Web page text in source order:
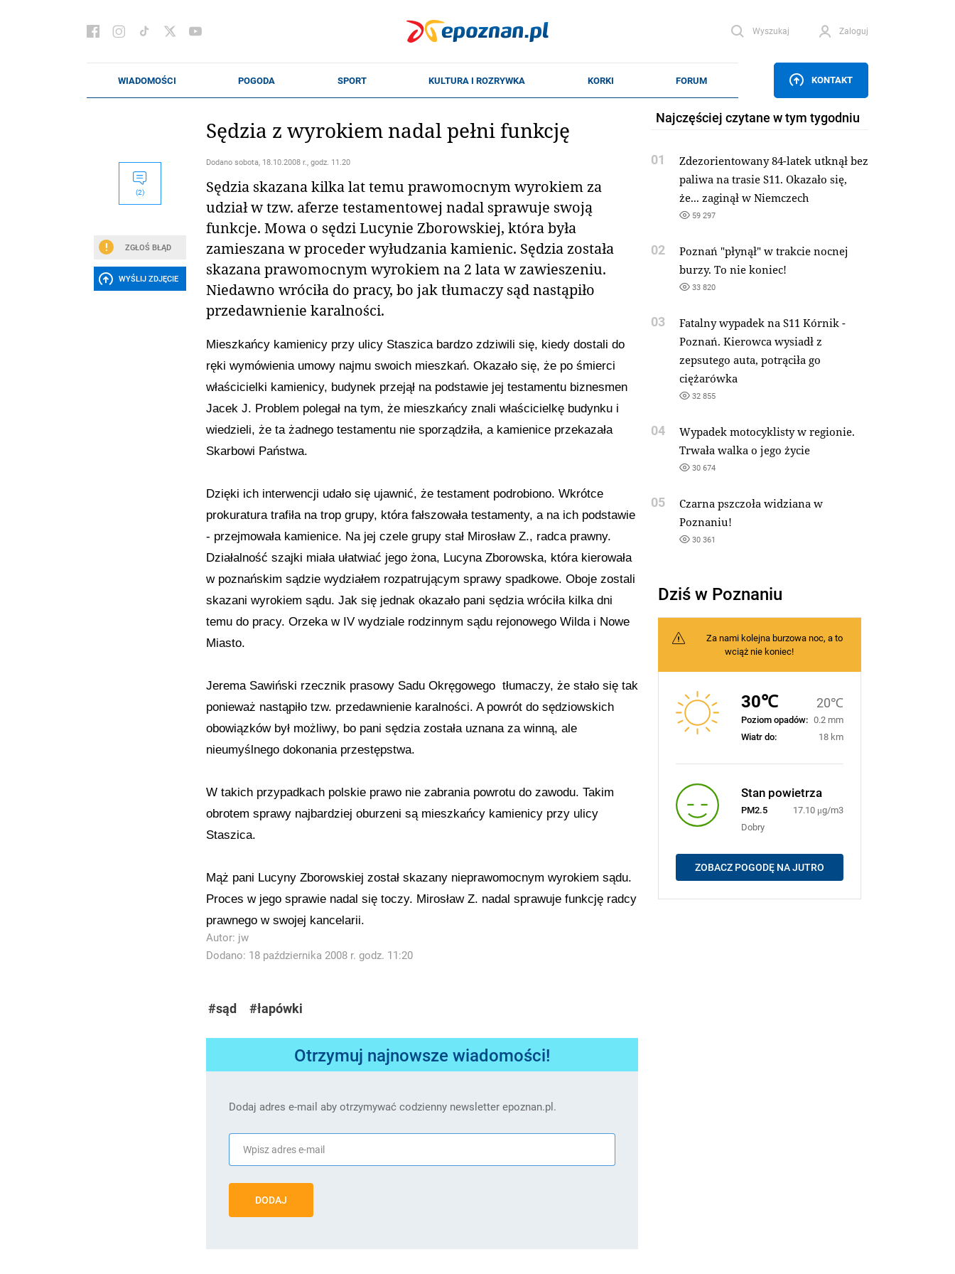
Wyszukaj Zaloguj
KONTAKT
(2)
ZGŁOŚ BŁĄD
WYŚLIJ ZDJĘCIE
Sędzia z wyrokiem nadal pełni funkcję
Dodano sobota, 18.10.2008 r., godz. 11.20
Sędzia skazana kilka lat temu prawomocnym wyrokiem za
udział w tzw. aferze testamentowej nadal sprawuje swoją
funkcje. Mowa o sędzi Lucynie Zborowskiej, która była
zamieszana w proceder wyłudzania kamienic. Sędzia została
skazana prawomocnym wyrokiem na 2 lata w zawieszeniu.
Niedawno wróciła do pracy, bo jak tłumaczy sąd nastąpiło
przedawnienie karalności.
Mieszkańcy kamienicy przy ulicy Staszica bardzo zdziwili się, kiedy dostali do
ręki wymówienia umowy najmu swoich mieszkań. Okazało się, że po śmierci
właścicielki kamienicy, budynek przejął na podstawie jej testamentu biznesmen
Jacek J. Problem polegał na tym, że mieszkańcy znali właścicielkę budynku i
wiedzieli, że ta żadnego testamentu nie sporządziła, a kamienice przekazała
Skarbowi Państwa.
Dzięki ich interwencji udało się ujawnić, że testament podrobiono. Wkrótce
prokuratura trafiła na trop grupy, która fałszowała testamenty, a na ich podstawie
- przejmowała kamienice. Na jej czele grupy stał Mirosław Z., radca prawny.
Działalność szajki miała ułatwiać jego żona, Lucyna Zborowska, która kierowała
w poznańskim sądzie wydziałem rozpatrującym sprawy spadkowe. Oboje zostali
skazani wyrokiem sądu. Jak się jednak okazało pani sędzia wróciła kilka dni
temu do pracy. Orzeka w IV wydziale rodzinnym sądu rejonowego Wilda i Nowe
Miasto.
Jerema Sawiński rzecznik prasowy Sadu Okręgowego tłumaczy, że stało się tak
ponieważ nastąpiło tzw. przedawnienie karalności. A powrót do sędziowskich
obowiązków był możliwy, bo pani sędzia została uznana za winną, ale
nieumyślnego dokonania przestępstwa.
W takich przypadkach polskie prawo nie zabrania powrotu do zawodu. Takim
obrotem sprawy najbardziej oburzeni są mieszkańcy kamienicy przy ulicy
Staszica.
Mąż pani Lucyny Zborowskiej został skazany nieprawomocnym wyrokiem sądu.
Proces w jego sprawie nadal się toczy. Mirosław Z. nadal sprawuje funkcję radcy
prawnego w swojej kancelarii.
Autor: jw
Dodano: 18 października 2008 r. godz. 11:20
#sąd #łapówki
Otrzymuj najnowsze wiadomości!
Dodaj adres e-mail aby otrzymywać codzienny newsletter epoznan.pl.
DODAJ
Najczęściej czytane w tym tygodniu
01
Zdezorientowany 84-latek utknął bez
paliwa na trasie S11. Okazało się,
że... zaginął w Niemczech
59 297
02
Poznań "płynął" w trakcie nocnej
burzy. To nie koniec!
33 820
03
Fatalny wypadek na S11 Kórnik -
Poznań. Kierowca wysiadł z
zepsutego auta, potrąciła go
ciężarówka
32 855
04
Wypadek motocyklisty w regionie.
Trwała walka o jego życie
30 674
05
Czarna pszczoła widziana w
Poznaniu!
30 361
Dziś w Poznaniu
Za nami kolejna burzowa noc, a to
wciąż nie koniec!
30℃ 20℃
Poziom opadów: 0.2 mm
Wiatr do:
18 km
Stan powietrza
PM2.5
17.10 μg/m3
Dobry
ZOBACZ POGODĘ NA JUTRO